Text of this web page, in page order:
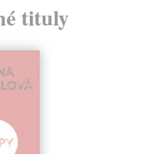
tituly